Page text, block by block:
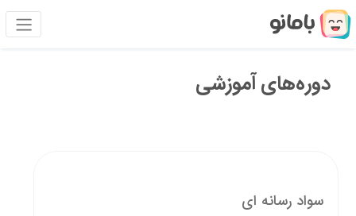
دوره‌های آموزشی
سواد رسانه ای